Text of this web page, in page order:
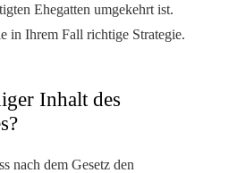
Ehegatten umgekehrt ist.
in Ihrem Fall richtige Strategie.
Inhalt des
nach dem Gesetz den